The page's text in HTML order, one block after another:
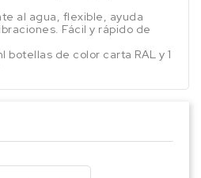
al agua, flexible, ayuda
Fácil y rápido de
botellas de color carta RAL y 1